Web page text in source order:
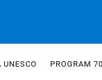
UNESCO PROGRAM 70